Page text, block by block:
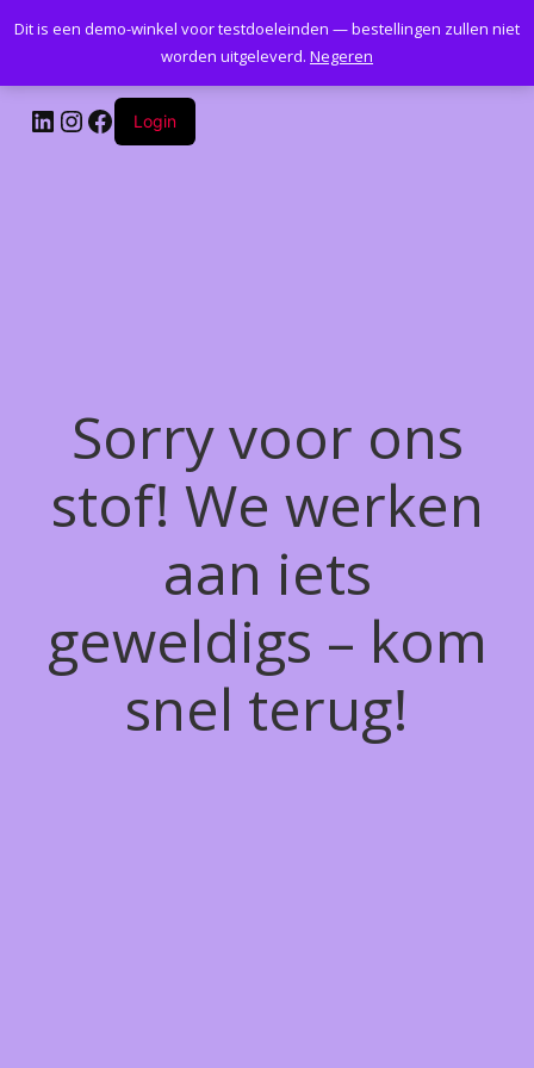
Kantoormeubelenplus.com
LinkedIn
Instagram
Facebook
Login
Sorry voor ons
stof! We werken
aan iets
geweldigs – kom
snel terug!
Dit is een demo-winkel voor testdoeleinden — bestellingen zullen niet
worden uitgeleverd. Negeren